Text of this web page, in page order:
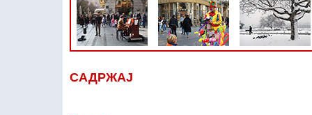
САДРЖАЈ